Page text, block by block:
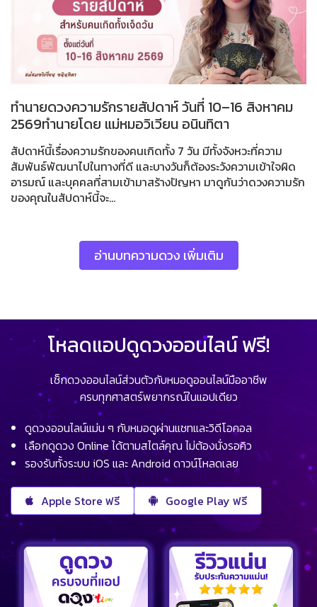
ทำนายดวงความรักรายสัปดาห์ วันที่ 10–16 สิงหาคม
2569ทำนายโดย แม่หมอวิเวียน อนินทิตา
สัปดาห์นี้เรื่องความรักของคนเกิดทั้ง 7 วัน มีทั้งจังหวะที่ความ
สัมพันธ์พัฒนาไปในทางที่ดี และบางวันก็ต้องระวังความเข้าใจผิด
อารมณ์ และบุคคลที่สามเข้ามาสร้างปัญหา มาดูกันว่าดวงความรัก
ของคุณในสัปดาห์นี้จะ...
อ่านบทความดวง เพิ่มเติม
โหลดแอปดูดวงออนไลน์ ฟรี!
เช็กดวงออนไลน์ส่วนตัวกับหมอดูออนไลน์มืออาชีพ
ครบทุกศาสตร์พยากรณ์ในแอปเดียว
ดูดวงออนไลน์แม่น ๆ กับหมอดูผ่านแชทและวิดีโอคอล
เลือกดูดวง Online ได้ตามสไตล์คุณ ไม่ต้องนั่งรอคิว
รองรับทั้งระบบ iOS และ Android ดาวน์โหลดเลย
Apple Store ฟรี Google Play ฟรี